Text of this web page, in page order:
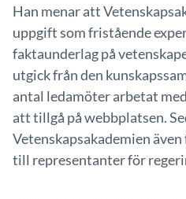
Han menar att
uppgift som fristående
faktaunderlag på
utgick från den
antal ledamöter arbetat
att tillgå på webbplatsen.
Vetenskapsakademien
till representanter för